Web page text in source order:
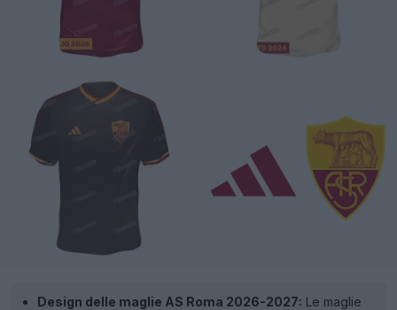
Design delle maglie AS Roma 2026-2027: Le maglie